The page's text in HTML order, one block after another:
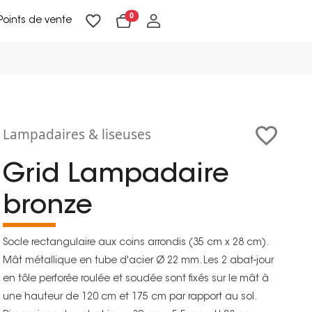
de vente 0
Lampadaires & liseuses
Grid Lampadaire
bronze
Socle rectangulaire aux coins arrondis (35 cm x 28 cm).
Mât métallique en tube d'acier Ø 22 mm. Les 2 abat-jour
en tôle perforée roulée et soudée sont fixés sur le mât à
une hauteur de 120 cm et 175 cm par rapport au sol.